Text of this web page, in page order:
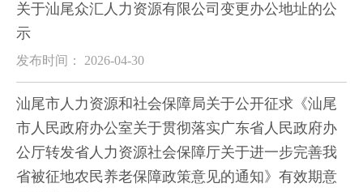
关于汕尾众汇人力资源有限公司变更办公地址的公
示
发布时间： 2026-04-30
汕尾市人力资源和社会保障局关于公开征求《汕尾
市人民政府办公室关于贯彻落实广东省人民政府办
公厅转发省人力资源社会保障厅关于进一步完善我
省被征地农民养老保障政策意见的通知》有效期意